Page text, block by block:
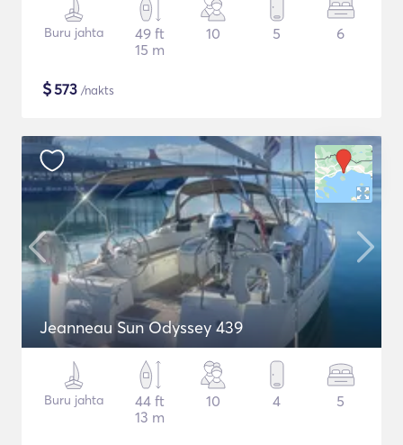
Buru jahta
49 ft
15 m
10 5 6
$573 /nakts
Jeanneau Sun Odyssey 439
Buru jahta
44 ft
13 m
10 4 5